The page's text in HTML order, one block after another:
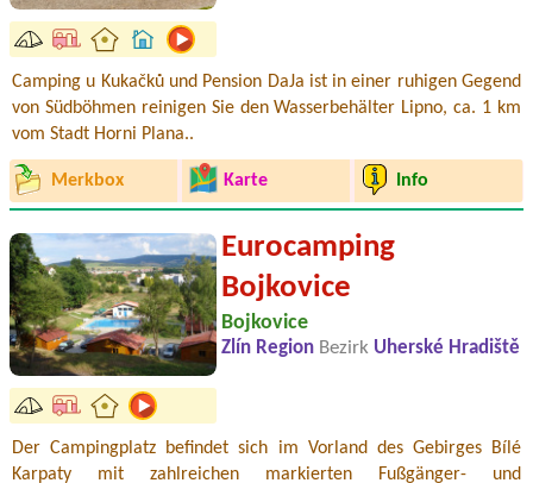
Camping u Kukačků und Pension DaJa ist in einer ruhigen Gegend
von Südböhmen reinigen Sie den Wasserbehälter Lipno, ca. 1 km
vom Stadt Horni Plana..
Merkbox Karte Info
Eurocamping
Bojkovice
Bojkovice
Zlín Region Bezirk Uherské Hradiště
Der Campingplatz befindet sich im Vorland des Gebirges Bílé
Karpaty mit zahlreichen markierten Fußgänger- und